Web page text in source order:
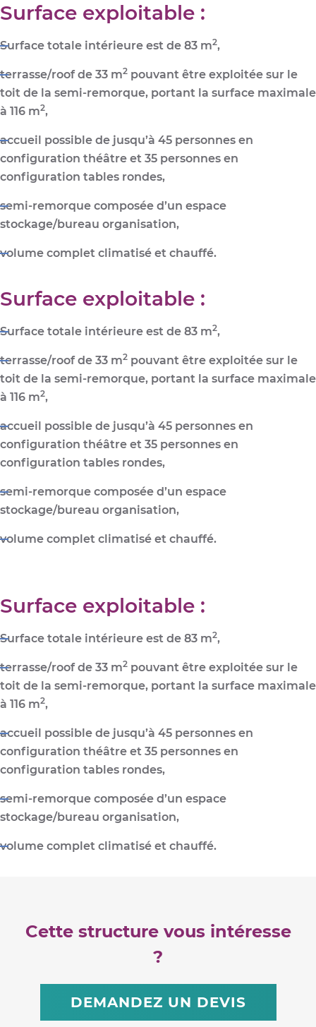
Surface exploitable :
Surface totale intérieure est de 83 m2,
terrasse/roof de 33 m2 pouvant être exploitée sur le
toit de la semi-remorque, portant la surface maximale
à 116 m2,
accueil possible de jusqu’à 45 personnes en
configuration théâtre et 35 personnes en
configuration tables rondes,
semi-remorque composée d’un espace
stockage/bureau organisation,
volume complet climatisé et chauffé.
Surface exploitable :
Surface totale intérieure est de 83 m2,
terrasse/roof de 33 m2 pouvant être exploitée sur le
toit de la semi-remorque, portant la surface maximale
à 116 m2,
accueil possible de jusqu’à 45 personnes en
configuration théâtre et 35 personnes en
configuration tables rondes,
semi-remorque composée d’un espace
stockage/bureau organisation,
volume complet climatisé et chauffé.
Surface exploitable :
Surface totale intérieure est de 83 m2,
terrasse/roof de 33 m2 pouvant être exploitée sur le
toit de la semi-remorque, portant la surface maximale
à 116 m2,
accueil possible de jusqu’à 45 personnes en
configuration théâtre et 35 personnes en
configuration tables rondes,
semi-remorque composée d’un espace
stockage/bureau organisation,
volume complet climatisé et chauffé.
Cette structure vous intéresse
?
DEMANDEZ UN DEVIS